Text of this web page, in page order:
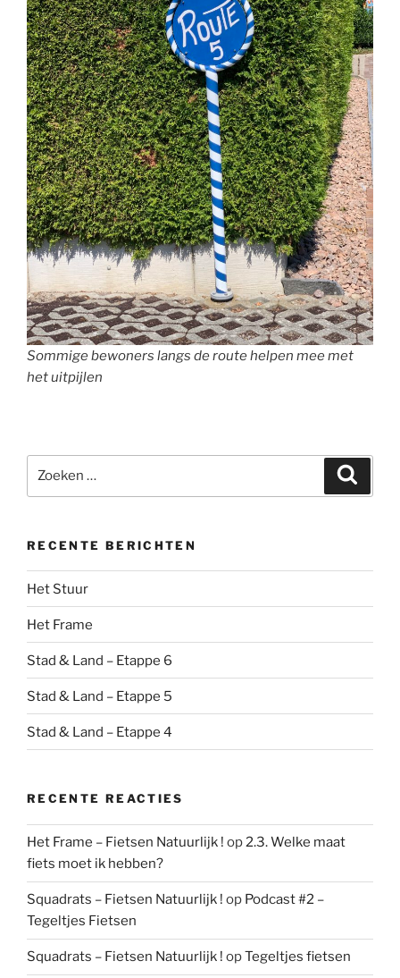
Sommige bewoners langs de route helpen mee met
het uitpijlen
naar:
RECENTE BERICHTEN
Het Stuur
Het Frame
Stad & Land – Etappe 6
Stad & Land – Etappe 5
Stad & Land – Etappe 4
RECENTE REACTIES
Het Frame – Fietsen Natuurlijk ! op2.3. Welke maat
fiets moet ik hebben?
Squadrats – Fietsen Natuurlijk ! op Podcast #2 –
Tegeltjes Fietsen
Squadrats – Fietsen Natuurlijk ! opTegeltjes fietsen